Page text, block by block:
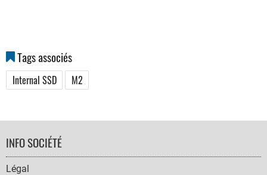
Tags associés
Internal SSD M2
FOOTER
NAVIGATION
INFO SOCIÉTÉ
Légal